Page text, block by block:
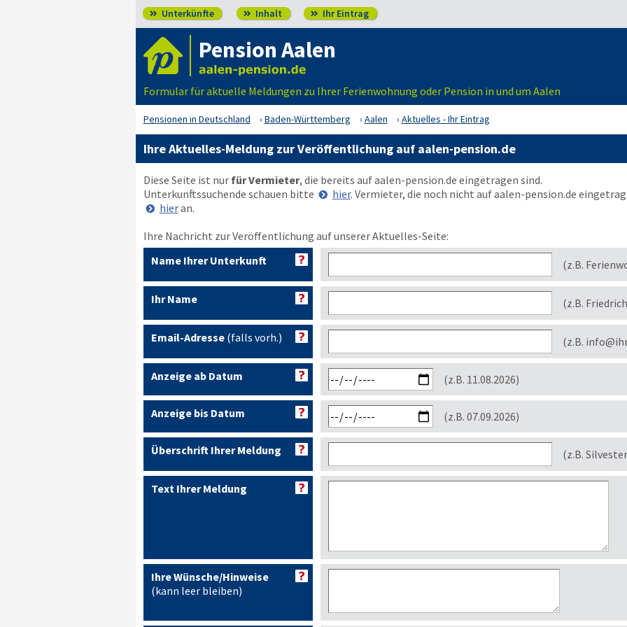
 Unterkünfte  Inhalt  Ihr Eintrag
Pension Aalen
Formular für aktuelle Meldungen zu Ihrer Ferienwohnung oder Pension in und um Aalen
Pensionen in Deutschland Baden-Württemberg Aalen Aktuelles - Ihr Eintrag
Ihre Aktuelles-Meldung zur Veröffentlichung auf aalen-pension.de
Diese Seite ist nur für Vermieter, die bereits aufaalen-pension.de eingetragen sind.
Unterkunftssuchende schauen bitte
hier. Vermieter, die noch nicht aufaalen-pension.de
hieran.
Ihre Nachricht zur Veröffentlichung auf unserer Aktuelles-Seite:
Name Ihrer Unterkunft
(z.B.
Ihr Name (z.B.
Email-Adresse(falls vorh.) (z.B.
Anzeige ab Datum (z.B. 11.08.2026)
Anzeige bis Datum (z.B. 07.09.2026)
Überschrift Ihrer Meldung (z.B.
Text Ihrer Meldung
Ihre Wünsche/Hinweise
(kann leer bleiben)